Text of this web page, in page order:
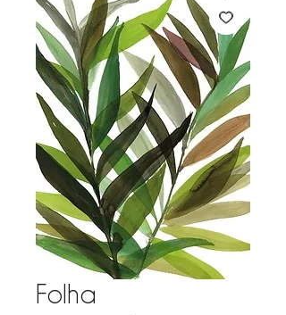
Folha